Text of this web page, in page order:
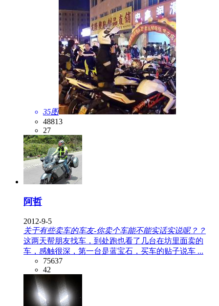
35图
48813
27
阿哲
2012-9-5
关于有些卖车的车友-你卖个车能不能实话实说呢？？
这两天帮朋友找车，到处跑也看了几台在坊里面卖的
车，感触很深，第一台是蓝宝石，买车的贴子说车 ...
75637
42